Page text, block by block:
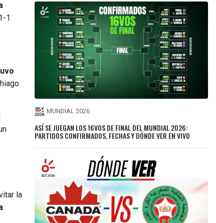
1
la
MUNDIAL 2026
ASÍ SE JUEGAN LOS 16VOS DE FINAL DEL MUNDIAL 2026:
PARTIDOS CONFIRMADOS, FECHAS Y DÓNDE VER EN VIVO